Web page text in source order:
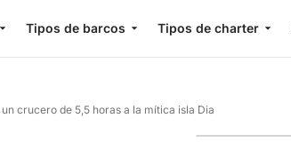
Tipos de barcos Tipos de charter
crucero de 5,5 horas a la mítica isla Dia